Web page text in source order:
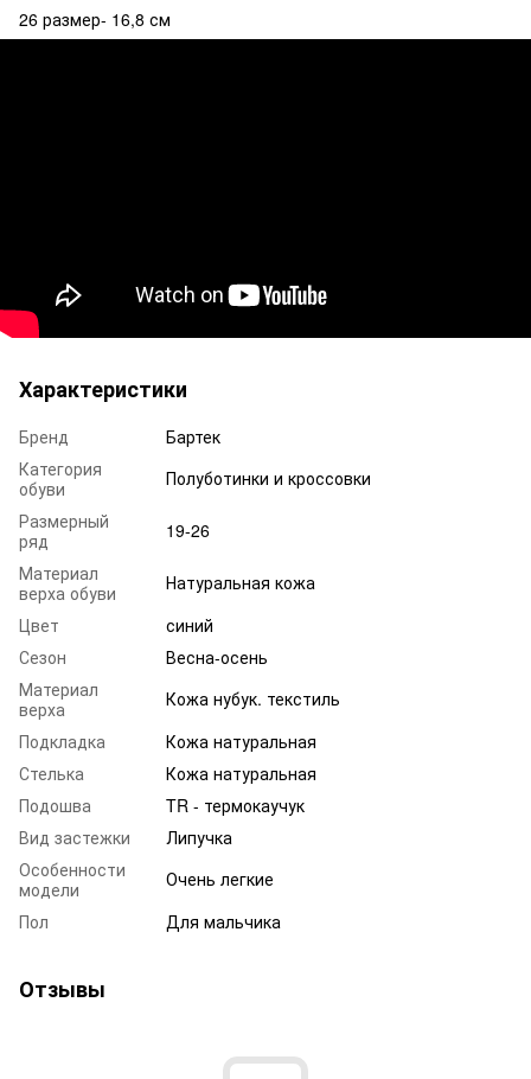
26 размер- 16,8 см
Характеристики
Бренд
Бартек
Категория
обуви
Полуботинки и кроссовки
Размерный
ряд
19-26
Материал
верха обуви
Натуральная кожа
Цвет
синий
Сезон
Весна-осень
Материал
верха
Кожа нубук. текстиль
Подкладка
Кожа натуральная
Стелька
Кожа натуральная
Подошва
TR - термокаучук
Вид застежки
Липучка
Особенности
модели
Очень легкие
Пол
Для мальчика
Отзывы